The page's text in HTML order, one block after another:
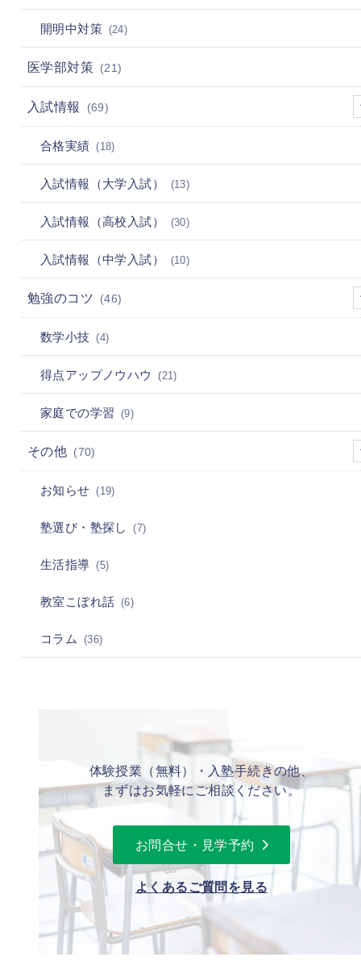
開明中対策 (24)
医学部対策 (21)
入試情報 (69)
合格実績 (18)
入試情報（大学入試） (13)
入試情報（高校入試） (30)
入試情報（中学入試） (10)
勉強のコツ (46)
数学小技 (4)
得点アップノウハウ (21)
家庭での学習 (9)
その他 (70)
お知らせ (19)
塾選び・塾探し (7)
生活指導 (5)
教室こぼれ話 (6)
コラム (36)
体験授業（無料）・入塾手続きの他、
まずはお気軽にご相談ください。
お問合せ・見学予約
よくあるご質問を見る